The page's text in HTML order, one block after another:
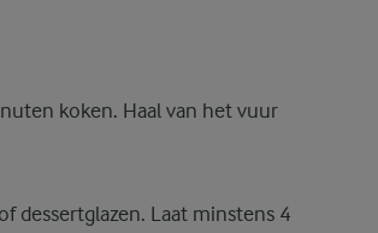
koken. Haal van het vuur
dessertglazen. Laat minstens 4